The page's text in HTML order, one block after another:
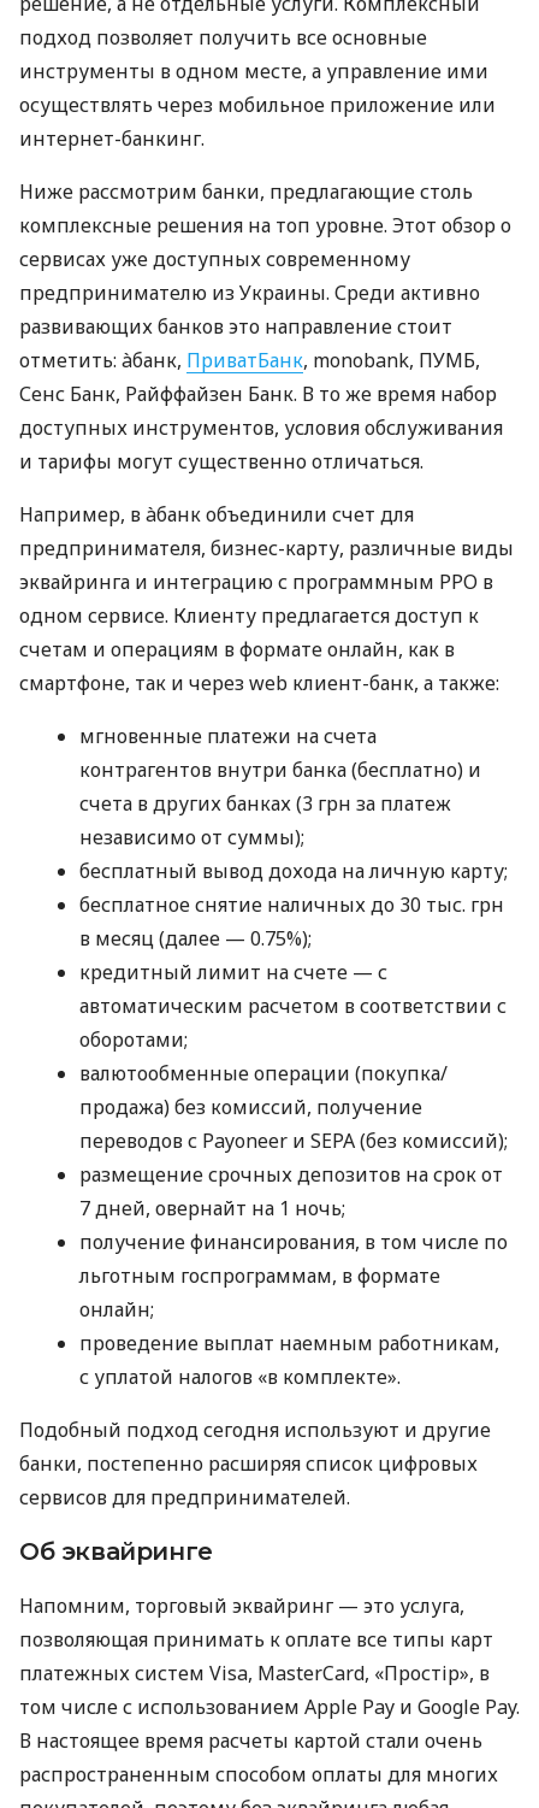
подход позволяет получить все основные
инструменты в одном месте, а управление ими
осуществлять через мобильное приложение или
интернет-банкинг.
Ниже рассмотрим банки, предлагающие столь
комплексные решения на топ уровне. Этот обзор о
сервисах уже доступных современному
предпринимателю из Украины. Среди активно
развивающих банков это направление стоит
отметить: àбанк, ПриватБанк, monobank, ПУМБ,
Сенс Банк, Райффайзен Банк. В то же время набор
доступных инструментов, условия обслуживания
и тарифы могут существенно отличаться.
Например, в àбанк объединили счет для
предпринимателя, бизнес-карту, различные виды
эквайринга и интеграцию с программным РРО в
одном сервисе. Клиенту предлагается доступ к
счетам и операциям в формате онлайн, как в
смартфоне, так и через web клиент-банк, а также:
мгновенные платежи на счета
контрагентов внутри банка (бесплатно) и
счета в других банках (3 грн за платеж
независимо от суммы);
бесплатный вывод дохода на личную карту;
бесплатное снятие наличных до 30 тыс. грн
в месяц (далее — 0.75%);
кредитный лимит на счете — с
автоматическим расчетом в соответствии с
оборотами;
валютообменные операции (покупка/
продажа) без комиссий, получение
переводов с Payoneer и SEPA (без комиссий);
размещение срочных депозитов на срок от
7 дней, овернайт на 1 ночь;
получение финансирования, в том числе по
льготным госпрограммам, в формате
онлайн;
проведение выплат наемным работникам,
с уплатой налогов «в комплекте».
Подобный подход сегодня используют и другие
банки, постепенно расширяя список цифровых
сервисов для предпринимателей.
Об эквайринге
Напомним, торговый эквайринг — это услуга,
позволяющая принимать к оплате все типы карт
платежных систем Visa, MasterCard, «Простір», в
том числе с использованием Apple Pay и Google Pay.
В настоящее время расчеты картой стали очень
распространенным способом оплаты для многих